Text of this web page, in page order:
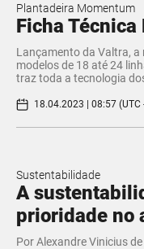
Plantadeira Momentum
Ficha
Lançamento da Valtra,
modelos de 18 até 24
traz toda a tecnologia
18.04.2023 | 08:57 (UTC
Sustentabilidade
A
prioridade no
Por Alexandre Vinicius